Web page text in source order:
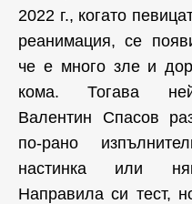
2022 г., когато
реанимация, се
че е много зле и
кома. Тогава
Валентин Спасов
по-рано
настинка или
Направила си тест,